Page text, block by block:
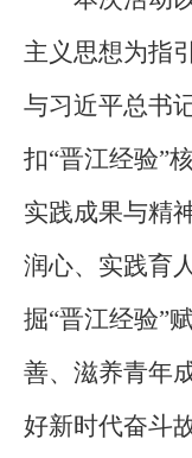
主义思想为指
与习近平总书
扣“晋江经验”
实践成果与精
润心、实践育
掘“晋江经验”
善、滋养青年
好新时代奋斗